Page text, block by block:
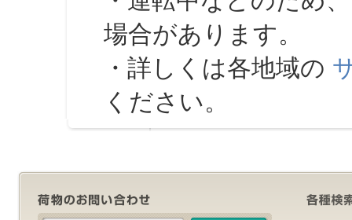
場合があります。
・詳しくは各地域の
ください。